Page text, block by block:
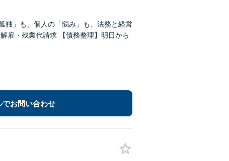
独」も、個人の「悩み」も、法務と経営
雇・残業代請求 【債務整理】明日から
でお問い合わせ